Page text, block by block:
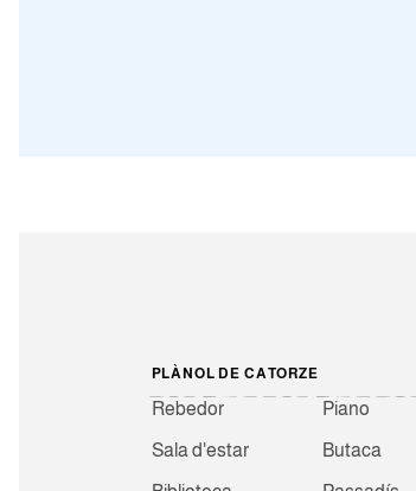
PLÀNOL DE CATORZE
Rebedor
Sala d'estar
Piano
Butaca